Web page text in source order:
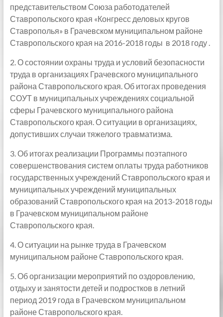
представительством Союза работодателей
Ставропольского края «Конгресс деловых кругов
Ставрополья» в Грачевском муниципальном районе
Ставропольского края на 2016-2018 годы в 2018 году .
2. О состоянии охраны труда и условий безопасности
труда в организациях Грачевского муниципального
района Ставропольского края. Об итогах проведения
СОУТ в муниципальных учреждениях социальной
сферы Грачевского муниципального района
Ставропольского края. О ситуации в организациях,
допустивших случаи тяжелого травматизма.
3. Об итогах реализации Программы поэтапного
совершенствования систем оплаты труда работников
государственных учреждений Ставропольского края и
муниципальных учреждений муниципальных
образований Ставропольского края на 2013-2018 годы
в Грачевском муниципальном районе
Ставропольского края.
4. О ситуации на рынке труда в Грачевском
муниципальном районе Ставропольского края.
5. Об организации мероприятий по оздоровлению,
отдыху и занятости детей и подростков в летний
период 2019 года в Грачевском муниципальном
районе Ставропольского края.